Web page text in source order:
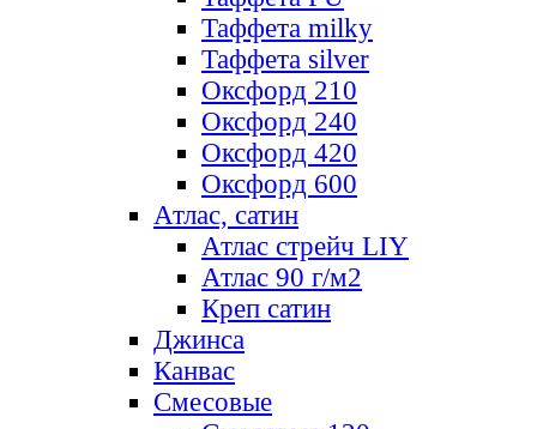
Таффета milky
Таффета silver
Оксфорд 210
Оксфорд 240
Оксфорд 420
Оксфорд 600
Атлас, сатин
Атлас стрейч LIY
Атлас 90 г/м2
Креп сатин
Джинса
Канвас
Смесовые